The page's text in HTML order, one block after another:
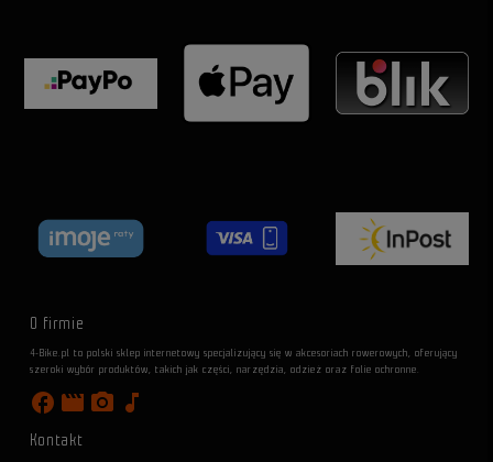
O firmie
4-Bike.pl to polski sklep internetowy specjalizujący się w akcesoriach rowerowych, oferujący
szeroki wybór produktów, takich jak części, narzędzia, odzież oraz folie ochronne.
facebook movie photo_camera music_note
Kontakt